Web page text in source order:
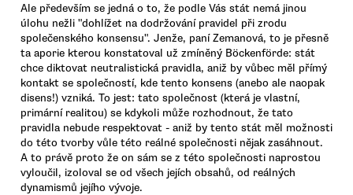
Ale především se jedná o to, že podle Vás stát nemá jinou
úlohu nežli "dohlížet na dodržování pravidel při zrodu
společenského konsensu". Jenže, paní Zemanová, to je přesně
ta aporie kterou konstatoval už zmíněný Böckenförde: stát
chce diktovat neutralistická pravidla, aniž by vůbec měl přímý
kontakt se společností, kde tento konsens (anebo ale naopak
disens!) vzniká. To jest: tato společnost (která je vlastní,
primární realitou) se kdykoli může rozhodnout, že tato
pravidla nebude respektovat - aniž by tento stát měl možnosti
do této tvorby vůle této reálné společnosti nějak zasáhnout.
A to právě proto že on sám se z této společnosti naprostou
vyloučil, izoloval se od všech jejích obsahů, od reálných
dynamismů jejího vývoje.